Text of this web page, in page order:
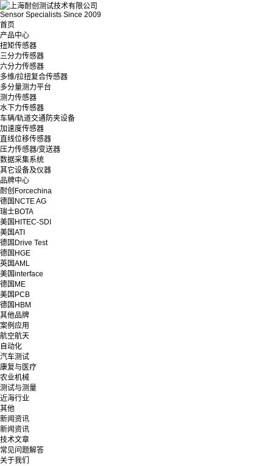
Sensor Specialists Since 2009
首页
产品中心
扭矩传感器
三分力传感器
六分力传感器
多维/拉扭复合传感器
多分量测力平台
测力传感器
水下力传感器
车辆/轨道交通防夹设备
加速度传感器
直线位移传感器
压力传感器/变送器
数据采集系统
其它设备及仪器
品牌中心
耐创Forcechina
德国NCTE AG
瑞士BOTA
美国HITEC-SDI
美国ATI
德国Drive Test
德国HGE
英国AML
美国interface
德国ME
美国PCB
德国HBM
其他品牌
案例应用
航空航天
自动化
汽车测试
康复与医疗
农业机械
测试与测量
近海行业
其他
新闻资讯
新闻资讯
技术文章
常见问题解答
关于我们